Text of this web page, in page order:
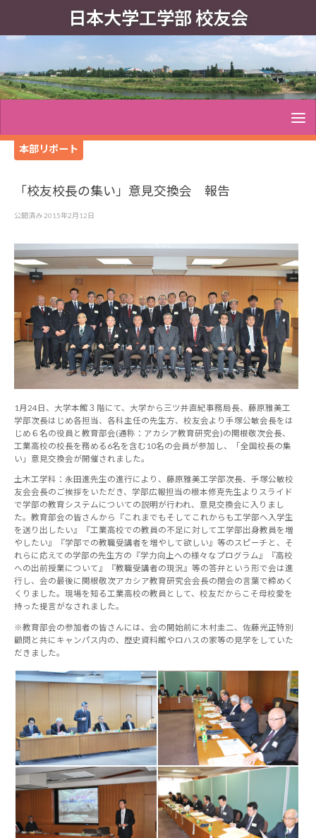
日本大学工学部 校友会
本部リポート
「校友校長の集い」意見交換会 報告
公開済み2015年2月12日
1月24日、大学本館３階にて、大学から三ツ井直紀事務局長、藤原雅美工
学部次長はじめ各担当、各科主任の先生方、校友会より手塚公敏会長をは
じめ６名の役員と教育部会(通称：アカシア教育研究会)の関根敬次会長、
工業高校の校長を務める6名を含む10名の会員が参加し、「全国校長の集
い」意見交換会が開催されました。
土木工学科：永田進先生の進行により、藤原雅美工学部次長、手塚公敏校
友会会長のご挨拶をいただき、学部広報担当の根本修克先生よりスライド
で学部の教育システムについての説明が行われ、意見交換会に入りまし
た。教育部会の皆さんから『これまでもそしてこれからも工学部へ入学生
を送り出したい』『工業高校での教員の不足に対して工学部出身教員を増
やしたい』『学部での教職受講者を増やして欲しい』等のスピーチと、そ
れらに応えての学部の先生方の『学力向上への様々なプログラム』『高校
への出前授業について』『教職受講者の現況』等の答弁という形で会は進
行し、会の最後に関根敬次アカシア教育研究会会長の閉会の言葉で締めく
くりました。現場を知る工業高校の教員として、校友だからこそ母校愛を
持った提言がなされました。
※教育部会の参加者の皆さんには、会の開始前に木村圭二、佐藤光正特別
顧問と共にキャンパス内の、歴史資料館やロハスの家等の見学をしていた
だきました。